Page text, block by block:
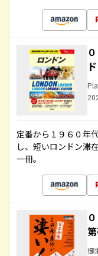
定番から１９６０年
し、短いロンドン滞
一冊。
御